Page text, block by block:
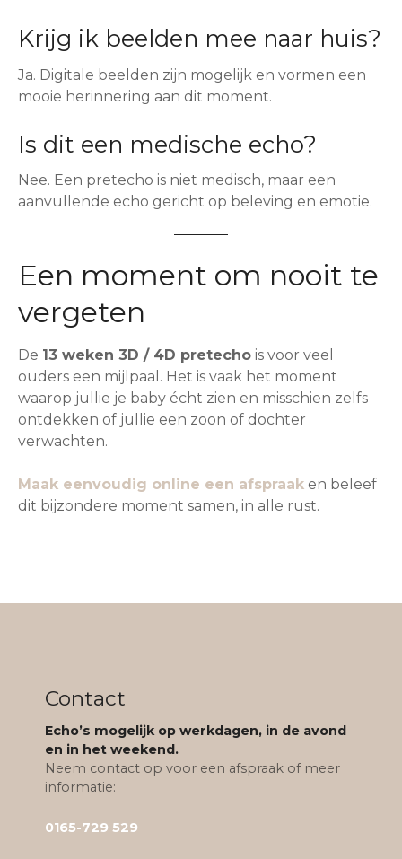
Krijg ik beelden mee naar huis?
Ja. Digitale beelden zijn mogelijk en vormen een
mooie herinnering aan dit moment.
Is dit een medische echo?
Nee. Een pretecho is niet medisch, maar een
aanvullende echo gericht op beleving en emotie.
Een moment om nooit te
vergeten
De 13 weken 3D / 4D pretecho is voor veel
ouders een mijlpaal. Het is vaak het moment
waarop jullie je baby écht zien en misschien zelfs
ontdekken of jullie een zoon of dochter
verwachten.
Maak eenvoudig online een afspraak en beleef
dit bijzondere moment samen, in alle rust.
Contact
Echo’s mogelijk op werkdagen, in de avond
en in het weekend.
Neem contact op voor een afspraak of meer
informatie:
0165-729 529